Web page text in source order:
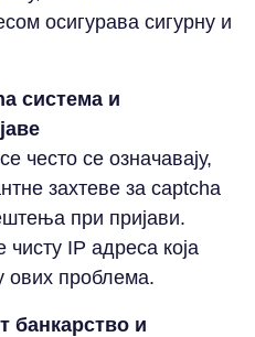
осигурава сигурну и
система и
често се означавају,
захтеве за captcha
при пријави.
IP адреса која
ових проблема.
банкарство и